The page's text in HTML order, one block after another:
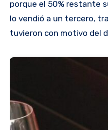
porque el 50% restante
lo vendió a un tercero,
tuvieron con motivo del